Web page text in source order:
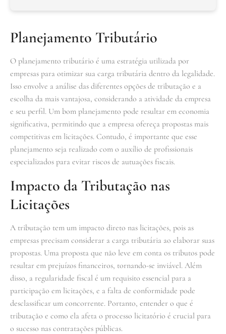
Planejamento Tributário
O planejamento tributário é uma estratégia utilizada por
empresas para otimizar sua carga tributária dentro da legalidade.
Isso envolve a análise das diferentes opções de tributação e a
escolha da mais vantajosa, considerando a atividade da empresa
e seu perfil. Um bom planejamento pode resultar em economia
significativa, permitindo que a empresa ofereça propostas mais
competitivas em licitações. Contudo, é importante que esse
planejamento seja realizado com o auxílio de profissionais
especializados para evitar riscos de autuações fiscais.
Impacto da Tributação nas
Licitações
A tributação tem um impacto direto nas licitações, pois as
empresas precisam considerar a carga tributária ao elaborar suas
propostas. Uma proposta que não leve em conta os tributos pode
resultar em prejuízos financeiros, tornando-se inviável. Além
disso, a regularidade fiscal é um requisito essencial para a
participação em licitações, e a falta de conformidade pode
desclassificar um concorrente. Portanto, entender o que é
tributação e como ela afeta o processo licitatório é crucial para
o sucesso nas contratações públicas.